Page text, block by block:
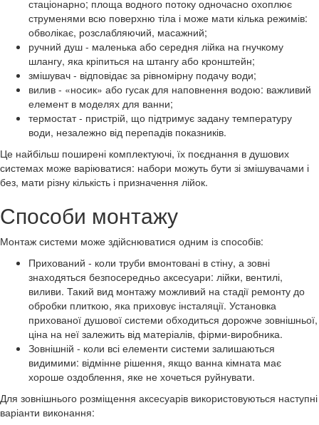
стаціонарно; площа водного потоку одночасно охоплює
струменями всю поверхню тіла і може мати кілька режимів:
обволікає, розслабляючий, масажний;
ручний душ - маленька або середня лійка на гнучкому
шлангу, яка кріпиться на штангу або кронштейн;
змішувач - відповідає за рівномірну подачу води;
вилив - «носик» або гусак для наповнення водою: важливий
елемент в моделях для ванни;
термостат - пристрій, що підтримує задану температуру
води, незалежно від перепадів показників.
Це найбільш поширені комплектуючі, їх поєднання в душових
системах може варіюватися: набори можуть бути зі змішувачами і
без, мати різну кількість і призначення лійок.
Способи монтажу
Монтаж системи може здійснюватися одним із способів:
Прихований - коли труби вмонтовані в стіну, а зовні
знаходяться безпосередньо аксесуари: лійки, вентилі,
виливи. Такий вид монтажу можливий на стадії ремонту до
обробки плиткою, яка приховує інсталяції. Установка
прихованої душової системи обходиться дорожче зовнішньої,
ціна на неї залежить від матеріалів, фірми-виробника.
Зовнішній - коли всі елементи системи залишаються
видимими: відмінне рішення, якщо ванна кімната має
хороше оздоблення, яке не хочеться руйнувати.
Для зовнішнього розміщення аксесуарів використовуються наступні
варіанти виконання: